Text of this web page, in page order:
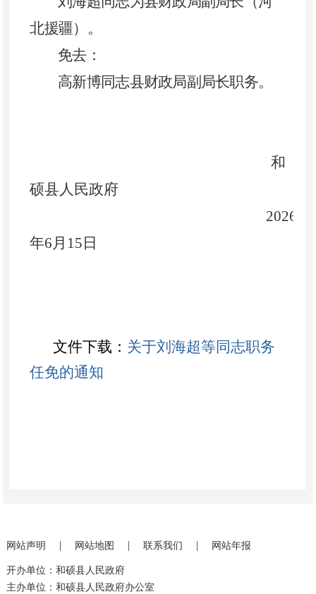
北援疆）。
免去：
高新博同志县财政局副局长职务。
和
硕县人民政府
2026
年6月 15 日
文件下载： 关于刘海超等同志职务
任免的通知
网站声明 网站地图 联系我们 网站年报
开办单位：和硕县人民政府
主办单位：和硕县人民政府办公室